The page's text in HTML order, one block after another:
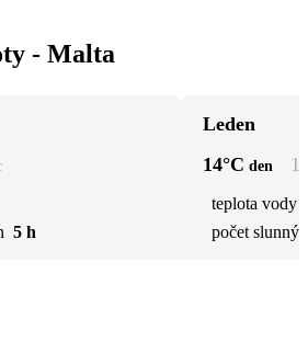
- Malta
5 h
Leden
14°C den
teplota vody
počet